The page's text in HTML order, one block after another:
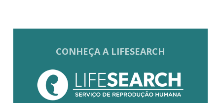
CONHEÇA A LIFESEARCH